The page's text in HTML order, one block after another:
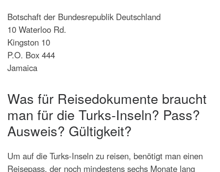
Botschaft der Bundesrepublik Deutschland
10 Waterloo Rd.
Kingston 10
P.O. Box 444
Jamaica
Was für Reisedokumente braucht
man für die Turks-Inseln? Pass?
Ausweis? Gültigkeit?
Um auf die Turks-Inseln zu reisen, benötigt man einen
Reisepass, der noch mindestens sechs Monate lang